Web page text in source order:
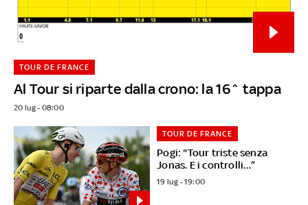
Al Tour si riparte dalla crono: la 16^ tappa
TOUR DE FRANCE
20 lug - 08:00
Pogi: "Tour triste senza
Jonas. E i controlli…”
TOUR DE FRANCE
19 lug - 19:00